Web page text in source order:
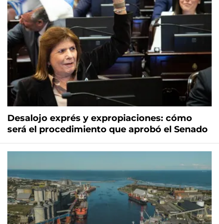
Desalojo exprés y expropiaciones: cómo
será el procedimiento que aprobó el Senado